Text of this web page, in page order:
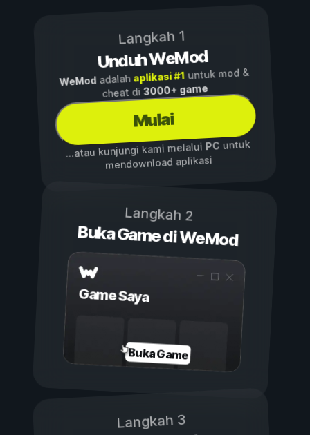
Langkah 1
Unduh WeMod
WeModadalah aplikasi #1untuk mod &
cheat di3000+ game
Mulai
...atau kunjungi kami melalui PCuntuk
mendownload aplikasi
Langkah 2
Buka Game di WeMod
Game Saya
Buka Game
Langkah 3